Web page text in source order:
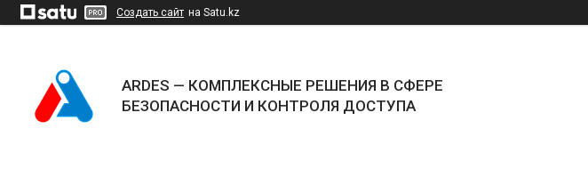
Создать сайт на Satu.kz
ARDES — КОМПЛЕКСНЫЕ РЕШЕНИЯ В СФЕРЕ
БЕЗОПАСНОСТИ И КОНТРОЛЯ ДОСТУПА